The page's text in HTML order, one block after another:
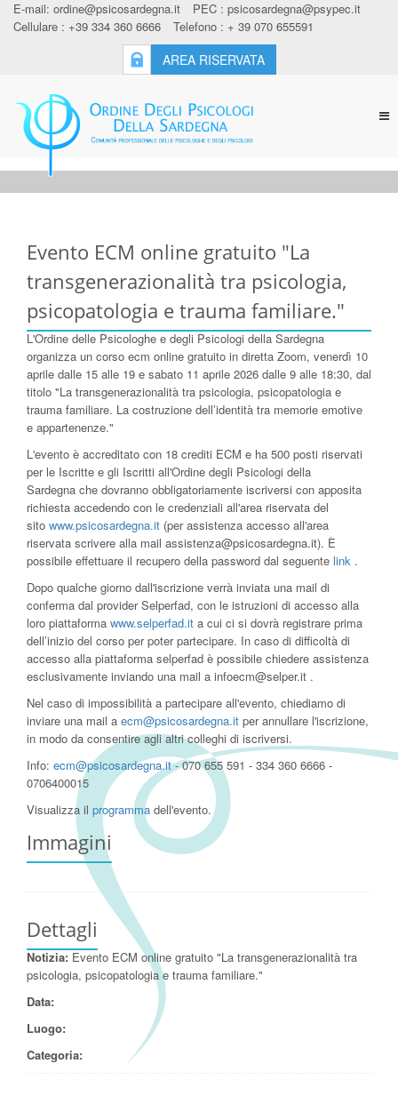
E-mail: ordine@psicosardegna.it PEC : psicosardegna@psypec.it
Cellulare : +39 334 360 6666
Telefono : + 39 070 655591
AREA RISERVATA
Evento ECM online gratuito "La
transgenerazionalità tra psicologia,
psicopatologia e trauma familiare."
L'Ordine delle Psicologhe e degli Psicologi della Sardegna
organizza un corso ecm online gratuito in diretta Zoom, venerdì 10
aprile dalle 15 alle 19 e sabato 11 aprile 2026 dalle 9 alle 18:30, dal
titolo "La transgenerazionalità tra psicologia, psicopatologia e
trauma familiare. La costruzione dell’identità tra memorie emotive
e appartenenze."
L'evento è accreditato con 18 crediti ECM e ha 500 posti riservati
per le Iscritte e gli Iscritti all'Ordine degli Psicologi della
Sardegna che dovranno obbligatoriamente iscriversi con apposita
richiesta accedendo con le credenziali all'area riservata del
sito www.psicosardegna.it (per assistenza accesso all'area
riservata scrivere alla mail assistenza@psicosardegna.it). È
possibile effettuare il recupero della password dal seguente link .
Dopo qualche giorno dall'iscrizione verrà inviata una mail di
conferma dal provider Selperfad, con le istruzioni di accesso alla
loro piattaforma www.selperfad.it a cui ci si dovrà registrare prima
dell’inizio del corso per poter partecipare. In caso di difficoltà di
accesso alla piattaforma selperfad è possibile chiedere assistenza
esclusivamente inviando una mail a infoecm@selper.it .
Nel caso di impossibilità a partecipare all'evento, chiediamo di
inviare una mail a ecm@psicosardegna.it per annullare l'iscrizione,
in modo da consentire agli altri colleghi di iscriversi.
Info: ecm@psicosardegna.it- 070 655 591 - 334 360 6666 -
0706400015
Visualizza il programma dell'evento.
Immagini
Dettagli
Notizia: Evento ECM online gratuito "La transgenerazionalità tra
psicologia, psicopatologia e trauma familiare."
Data:
Luogo:
Categoria: